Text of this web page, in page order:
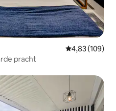
Gemiddelde
4,83 (109)
pracht